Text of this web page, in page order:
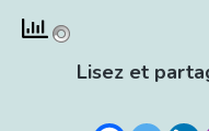
Lisez et